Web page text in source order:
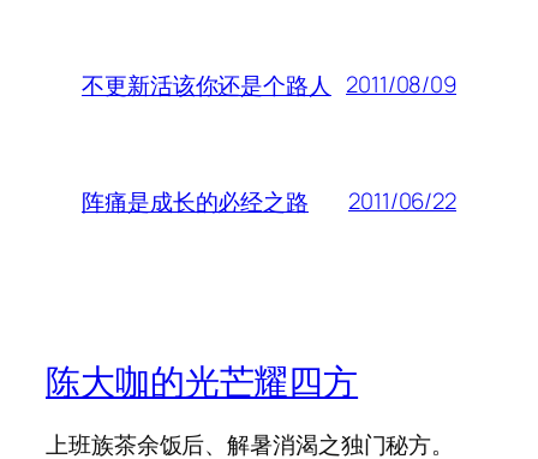
不更新活该你还是个路人 2011/08/09
阵痛是成长的必经之路 2011/06/22
陈大咖的光芒耀四方
上班族茶余饭后、解暑消渴之独门秘方。